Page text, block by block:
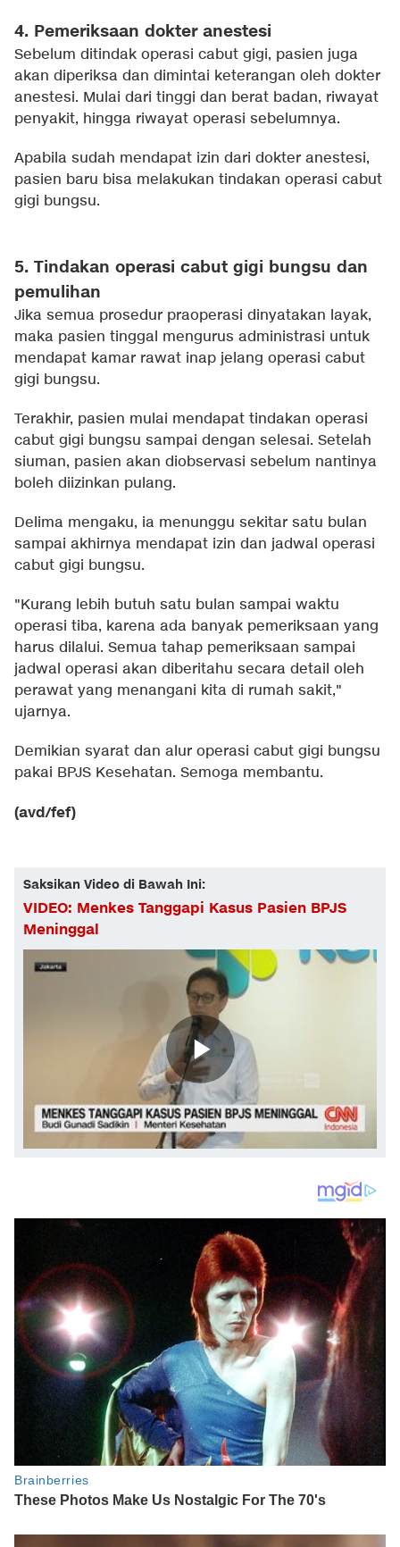
4. Pemeriksaan dokter anestesi
Sebelum ditindak operasi cabut gigi, pasien juga
akan diperiksa dan dimintai keterangan oleh dokter
anestesi. Mulai dari tinggi dan berat badan, riwayat
penyakit, hingga riwayat operasi sebelumnya.
Apabila sudah mendapat izin dari dokter anestesi,
pasien baru bisa melakukan tindakan operasi cabut
gigi bungsu.
5. Tindakan operasi cabut gigi bungsu dan
pemulihan
Jika semua prosedur praoperasi dinyatakan layak,
maka pasien tinggal mengurus administrasi untuk
mendapat kamar rawat inap jelang operasi cabut
gigi bungsu.
Terakhir, pasien mulai mendapat tindakan operasi
cabut gigi bungsu sampai dengan selesai. Setelah
siuman, pasien akan diobservasi sebelum nantinya
boleh diizinkan pulang.
Delima mengaku, ia menunggu sekitar satu bulan
sampai akhirnya mendapat izin dan jadwal operasi
cabut gigi bungsu.
"Kurang lebih butuh satu bulan sampai waktu
operasi tiba, karena ada banyak pemeriksaan yang
harus dilalui. Semua tahap pemeriksaan sampai
jadwal operasi akan diberitahu secara detail oleh
perawat yang menangani kita di rumah sakit,"
ujarnya.
Demikian syarat dan alur operasi cabut gigi bungsu
pakai BPJS Kesehatan. Semoga membantu.
(avd/fef)
Saksikan Video di Bawah Ini:
VIDEO: Menkes Tanggapi Kasus Pasien BPJS
Meninggal